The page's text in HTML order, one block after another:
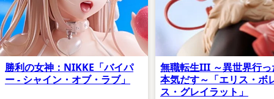
勝利の女神：NIKKE「バイパ
ー - シャイン・オブ・ラブ」
無職転生III ～異世界行っ
本気だす～「エリス・ボ
ス・グレイラット」